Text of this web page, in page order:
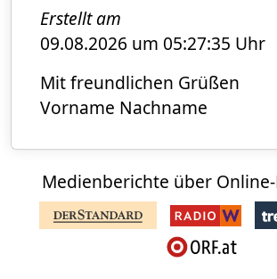
Erstellt am
09.08.2026 um 05:27:35 Uhr
Mit freundlichen Grüßen
Vorname Nachname
Medienberichte über